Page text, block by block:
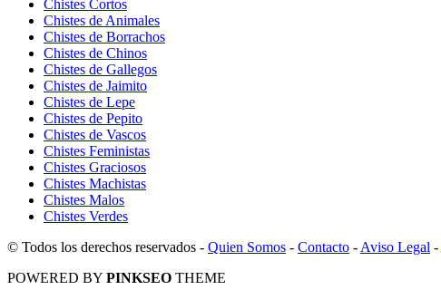
Chistes Cortos
Chistes de Animales
Chistes de Borrachos
Chistes de Chinos
Chistes de Gallegos
Chistes de Jaimito
Chistes de Lepe
Chistes de Pepito
Chistes de Vascos
Chistes Feministas
Chistes Graciosos
Chistes Machistas
Chistes Malos
Chistes Verdes
© Todos los derechos reservados - Quien Somos - Contacto - Aviso Legal -
POWERED BY PINKSEO THEME